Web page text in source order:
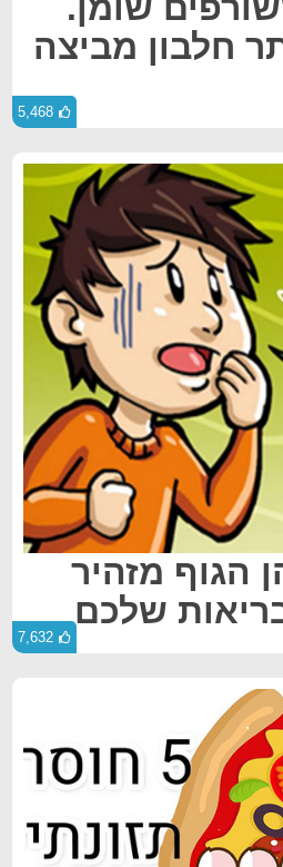
חלבון מביצה
5,468
הגוף מזהיר
שלכם
7,632